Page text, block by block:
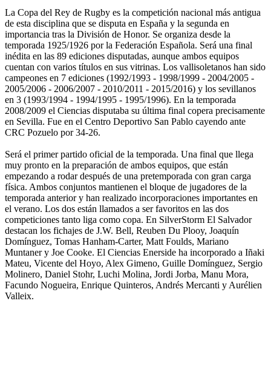
La Copa del Rey de Rugby es la competición nacional más antigua
de esta disciplina que se disputa en España y la segunda en
importancia tras la División de Honor. Se organiza desde la
temporada 1925/1926 por la Federación Española. Será una final
inédita en las 89 ediciones disputadas, aunque ambos equipos
cuentan con varios títulos en sus vitrinas. Los vallisoletanos han sido
campeones en 7 ediciones (1992/1993 - 1998/1999 - 2004/2005 -
2005/2006 - 2006/2007 - 2010/2011 - 2015/2016) y los sevillanos
en 3 (1993/1994 - 1994/1995 - 1995/1996). En la temporada
2008/2009 el Ciencias disputaba su última final copera precisamente
en Sevilla. Fue en el Centro Deportivo San Pablo cayendo ante
CRC Pozuelo por 34-26.
Será el primer partido oficial de la temporada. Una final que llega
muy pronto en la preparación de ambos equipos, que están
empezando a rodar después de una pretemporada con gran carga
física. Ambos conjuntos mantienen el bloque de jugadores de la
temporada anterior y han realizado incorporaciones importantes en
el verano. Los dos están llamados a ser favoritos en las dos
competiciones tanto liga como copa. En SilverStorm El Salvador
destacan los fichajes de J.W. Bell, Reuben Du Plooy, Joaquín
Domínguez, Tomas Hanham-Carter, Matt Foulds, Mariano
Muntaner y Joe Cooke. El Ciencias Enerside ha incorporado a Iñaki
Mateu, Vicente del Hoyo, Alex Gimeno, Guille Domínguez, Sergio
Molinero, Daniel Stohr, Luchi Molina, Jordi Jorba, Manu Mora,
Facundo Nogueira, Enrique Quinteros, Andrés Mercanti y Aurélien
Valleix.